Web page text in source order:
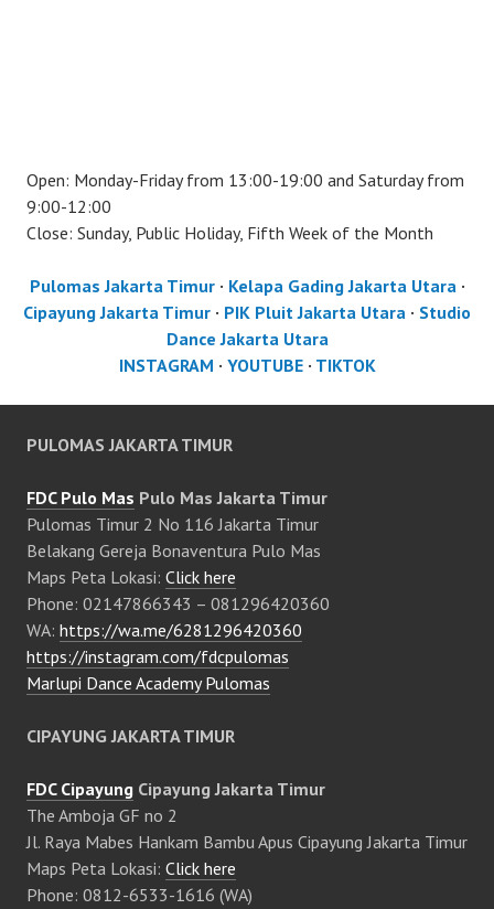
Open: Monday-Friday from 13:00-19:00 and Saturday from
9:00-12:00
Close: Sunday, Public Holiday, Fifth Week of the Month
Pulomas Jakarta Timur· Kelapa Gading Jakarta Utara·
Cipayung Jakarta Timur · PIK Pluit Jakarta Utara · Studio
Dance Jakarta Utara
INSTAGRAM · YOUTUBE· TIKTOK
PULOMAS JAKARTA TIMUR
FDC Pulo Mas Pulo Mas Jakarta Timur
Pulomas Timur 2 No 116 Jakarta Timur
Belakang Gereja Bonaventura Pulo Mas
Maps Peta Lokasi: Click here
Phone: 02147866343 – 081296420360
WA: https://wa.me/6281296420360
https://instagram.com/fdcpulomas
Marlupi Dance Academy Pulomas
CIPAYUNG JAKARTA TIMUR
FDC Cipayung Cipayung Jakarta Timur
The Amboja GF no 2
Jl. Raya Mabes Hankam Bambu Apus Cipayung Jakarta Timur
Maps Peta Lokasi: Click here
Phone: 0812-6533-1616 (WA)